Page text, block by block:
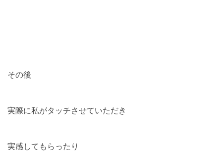
その後
実際に私がタッチさせていただき
実感してもらったり